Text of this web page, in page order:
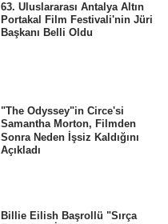
63. Uluslararası Antalya Altın
Portakal Film Festivali'nin Jüri
Başkanı Belli Oldu
"The Odyssey"in Circe'si
Samantha Morton, Filmden
Sonra Neden İşsiz Kaldığını
Açıkladı
Billie Eilish Başrollü "Sırça